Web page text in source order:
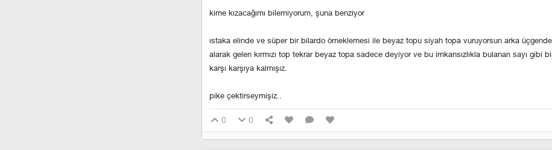
kime kızacağımı bilemiyorum, şuna benziyor
ıstaka elinde ve süper bir bilardo örneklemesi ile beyaz topu siyah topa vuruyorsun arka
alarak gelen kırmızı top tekrar beyaz topa sadece deyiyor ve bu imkansızlıkla bulanan sayı gibi
karşı karşıya kalmışız.
pike çektirseymişiz..
0 0